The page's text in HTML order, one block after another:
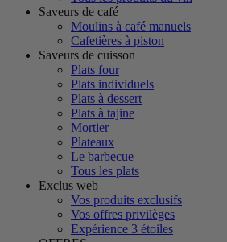
Saveurs de café
Moulins à café manuels
Cafetières à piston
Saveurs de cuisson
Plats four
Plats individuels
Plats à dessert
Plats à tajine
Mortier
Plateaux
Le barbecue
Tous les plats
Exclus web
Vos produits exclusifs
Vos offres privilèges
Expérience 3 étoiles